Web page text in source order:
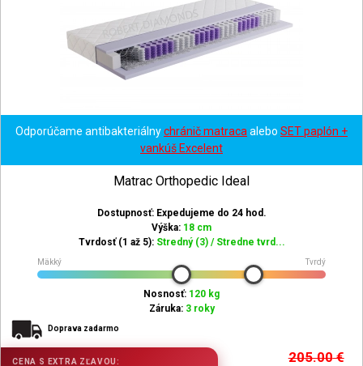
Odporúčame antibakteriálnychránič matraca alebo SET paplón +
vankúš Excelent
Matrac Orthopedic Ideal
Dostupnosť: Expedujeme do 24 hod.
Výška: 18 cm
Tvrdosť (1 až 5): Stredný (3) / Stredne tvrd...
Mäkký Tvrdý
Nosnosť: 120 kg
Záruka: 3 roky
Doprava zadarmo
205.00€